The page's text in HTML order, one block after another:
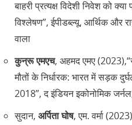
बाहरी प्रत्यक्ष विदेशी निवेश को
विश्लेषण”, ईपीडब्ल्यू, आर्थिक और
वाला
कुन्रू एमएच, अहमद एमए
मौतों के निर्धारक: भारत में सड़क
2018”, द इंडियन इकोनोमिक
सुदान, अर्पिता घोष, एम. वर्मा